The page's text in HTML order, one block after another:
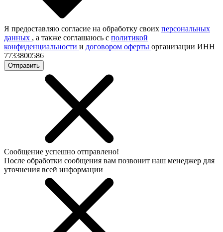
Я предоставляю согласие на обработку своих персональных
данных , а также соглашаюсь с политикой
конфиденциальности и договором оферты организации ИНН
7733800586
Отправить
Сообщение успешно отправлено!
После обработки сообщения вам позвонит наш менеджер для
уточнения всей информации